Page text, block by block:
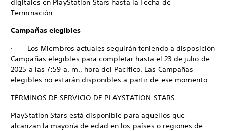
digitales en PlayStation Stars hasta la Fecha de
Terminación.
Campañas elegibles
· Los Miembros actuales seguirán teniendo a disposición
Campañas elegibles para completar hasta el 23 de julio de
2025 a las 7:59 a. m., hora del Pacífico. Las Campañas
elegibles no estarán disponibles a partir de ese momento.
TÉRMINOS DE SERVICIO DE PLAYSTATION STARS
PlayStation Stars está disponible para aquellos que
alcanzan la mayoría de edad en los países o regiones de